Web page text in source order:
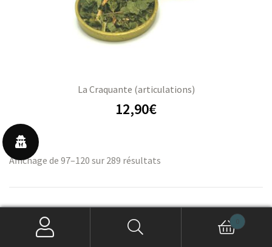
La Craquante (articulations)
12,90€
Affichage de 97–120 sur 289 résultats
1 2 3 4 5 6
7
11